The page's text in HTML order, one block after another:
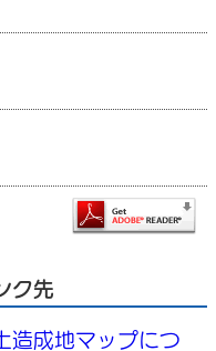
ク先
造成地マップにつ